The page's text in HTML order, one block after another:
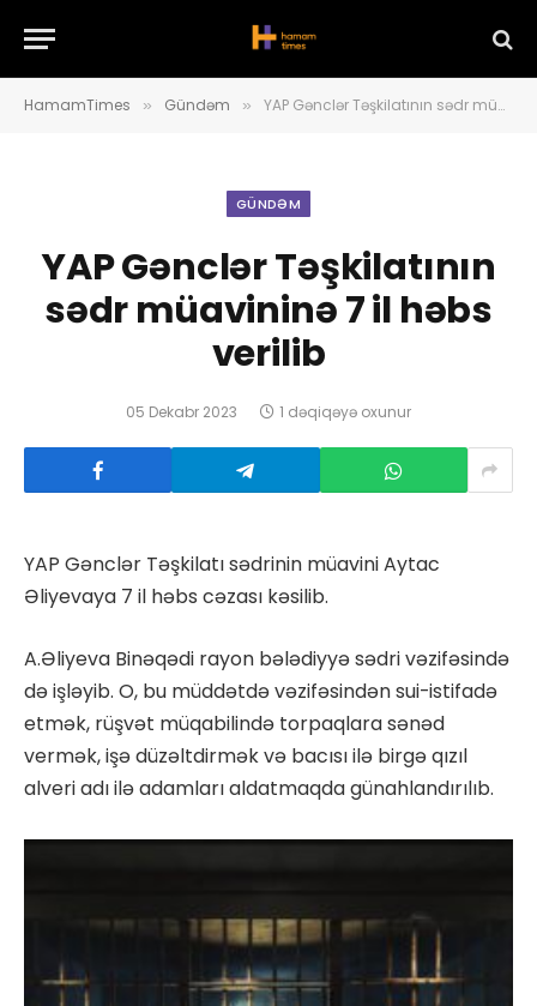
HamamTimes » Gündəm » YAP Gənclər Təşkilatının sədr müavininə 7 il həbs verilib
GÜNDƏM
YAP Gənclər Təşkilatının
sədr müavininə 7 il həbs
verilib
05 Dekabr 2023 1 dəqiqəyə oxunur
YAP Gənclər Təşkilatı sədrinin müavini Aytac
Əliyevaya 7 il həbs cəzası kəsilib.
A.Əliyeva Binəqədi rayon bələdiyyə sədri vəzifəsində
də işləyib. O, bu müddətdə vəzifəsindən sui-istifadə
etmək, rüşvət müqabilində torpaqlara sənəd
vermək, işə düzəltdirmək və bacısı ilə birgə qızıl
alveri adı ilə adamları aldatmaqda günahlandırılıb.